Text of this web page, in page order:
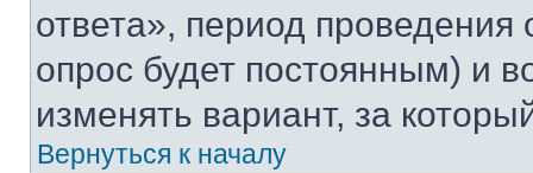
ответа», период проведения
опрос будет постоянным) и
изменять вариант, за
Вернуться к началу